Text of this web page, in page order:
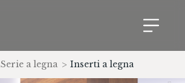
Serie a legna > Inserti a legna